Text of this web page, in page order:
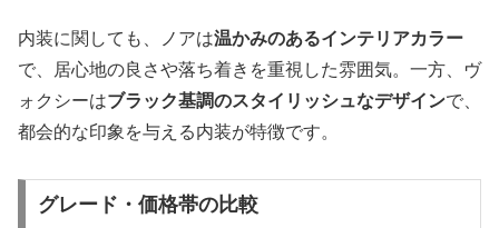
内装に関しても、ノアは温かみのあるインテリアカラー
で、居心地の良さや落ち着きを重視した雰囲気。一方、ヴ
ォクシーはブラック基調のスタイリッシュなデザインで、
都会的な印象を与える内装が特徴です。
グレード・価格帯の比較